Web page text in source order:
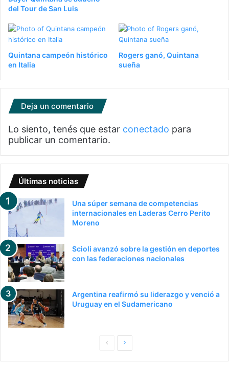
del Tour de San Luis
Quintana campeón histórico
en Italia
Rogers ganó, Quintana
sueña
Deja un comentario
Lo siento, tenés que estar conectado para
publicar un comentario.
Últimas noticias
Una súper semana de competencias
internacionales en Laderas Cerro Perito
Moreno
Scioli avanzó sobre la gestión en deportes
con las federaciones nacionales
Argentina reafirmó su liderazgo y venció a
Uruguay en el Sudamericano